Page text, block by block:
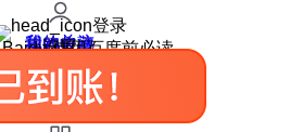
登录
我的关注
我的收藏
皮肤中心
用户反馈
设置
使用百度前必读